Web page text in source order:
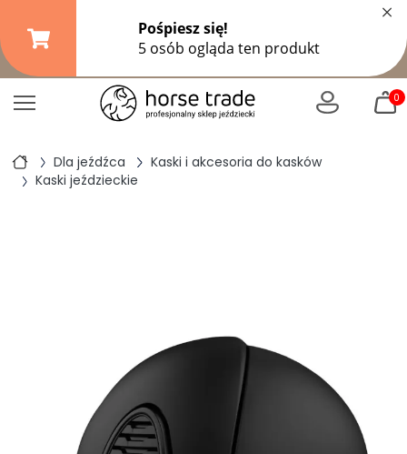
Darmowa dostawa od149,99 zł
299 złpozostałe formy wysyłki
×
0
Dla jeźdźca
Kaski i akcesoria do kasków
Kaski jeździeckie